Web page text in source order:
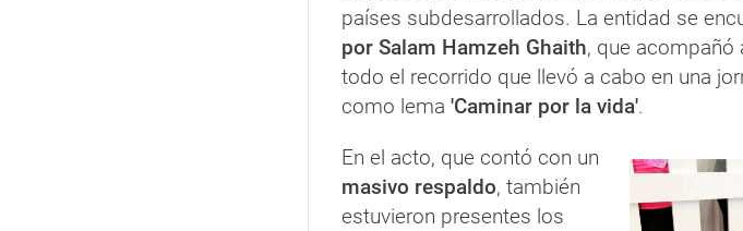
países subdesarrollados. La entidad se
por Salam Hamzeh Ghaith, que acompañó
todo el recorrido que llevó a cabo en una
como lema 'Caminar por la vida'.
En el acto, que contó con un
masivo respaldo, también
estuvieron presentes los